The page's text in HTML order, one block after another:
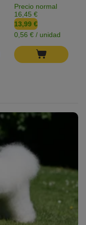
Precio normal
16,45 €
13,99 €
0,56 € / unidad